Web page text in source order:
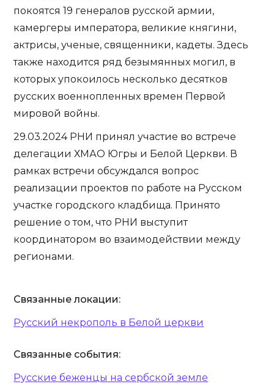
покоятся 19 генералов русской армии,
камергеры императора, великие княгини,
актрисы, ученые, священники, кадеты. Здесь
также находится ряд безымянных могил, в
которых упокоилось несколько десятков
русских военнопленных времен Первой
мировой войны.
29.03.2024 РНИ принял участие во встрече
делегации ХМАО Югры и Белой Церкви. В
рамках встречи обсуждался вопрос
реализации проектов по работе на Русском
участке городского кладбища. Принято
решение о том, что РНИ выступит
координатором во взаимодействии между
регионами.
Связанные локации:
Русский некрополь в Белой церкви
Связанные события:
Русские беженцы на сербской земле‍